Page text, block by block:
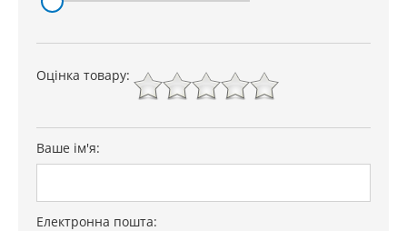
Оцінка товару:
Ваше ім'я:
Електронна пошта: